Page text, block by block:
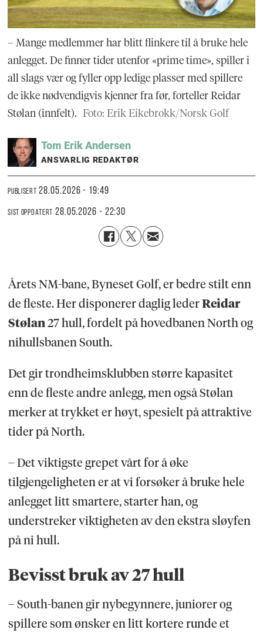
– Mange medlemmer har blitt flinkere til å bruke hele
anlegget. De finner tider utenfor «prime time», spiller i
all slags vær og fyller opp ledige plasser med spillere
de ikke nødvendigvis kjenner fra før, forteller Reidar
Stølan (innfelt). Foto: Erik Eikebrokk/Norsk Golf
Tom Erik Andersen
ANSVARLIG REDAKTØR
PUBLISERT 28.05.2026 - 19:49
SIST OPPDATERT 28.05.2026 - 22:30
Årets NM-bane, Byneset Golf, er bedre stilt enn
de fleste. Her disponerer daglig lederReidar
Stølan27 hull, fordelt på hovedbanen North og
nihullsbanen South.
Det gir trondheimsklubben større kapasitet
enn de fleste andre anlegg, men også Stølan
merker at trykket er høyt, spesielt på attraktive
tider på North.
– Det viktigste grepet vårt for å øke
tilgjengeligheten er at vi forsøker å bruke hele
anlegget litt smartere, starter han, og
understreker viktigheten av den ekstra sløyfen
på ni hull.
Bevisst bruk av 27 hull
– South-banen gir nybegynnere, juniorer og
spillere som ønsker en litt kortere runde et